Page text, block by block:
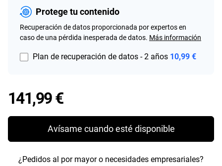
Protege tu contenido
Recuperación de datos proporcionada por expertos en
caso de una pérdida inesperada de datos. Más información
Plan de recuperación de datos - 2 años 10,99 €
141,99 €Price 141,99 €
Avísame cuando esté disponible
¿Pedidos al por mayor o necesidades empresariales?